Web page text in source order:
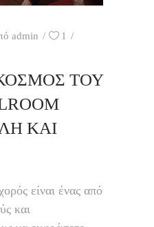
admin
1
ΤΟΥ
ΚΑΙ
είναι ένας από
και